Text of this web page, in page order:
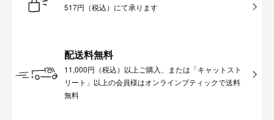
517円（税込）にて承ります
配送料無料
11,000円（税込）以上ご購入、または「キャットスト
リート」以上の会員様はオンラインブティックで送料
無料